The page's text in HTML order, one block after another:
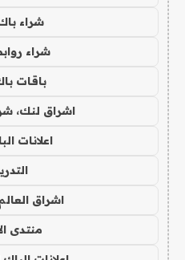
شراء
شراء
باقات
اشراق لنك،
اعلانات
اشراق
منتدى